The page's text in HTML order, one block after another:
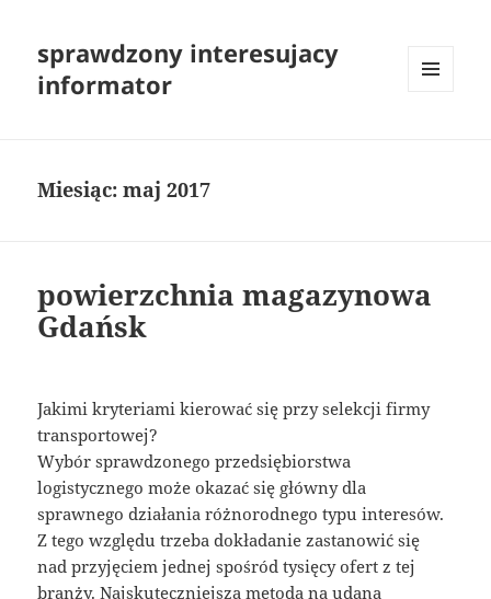
sprawdzony interesujacy
informator
Miesiąc:maj 2017
powierzchnia magazynowa
Gdańsk
Jakimi kryteriami kierować się przy selekcji firmy
transportowej?
Wybór sprawdzonego przedsiębiorstwa
logistycznego może okazać się główny dla
sprawnego działania różnorodnego typu interesów.
Z tego względu trzeba dokładanie zastanowić się
nad przyjęciem jednej spośród tysięcy ofert z tej
branży. Najskuteczniejszą metodą na udaną